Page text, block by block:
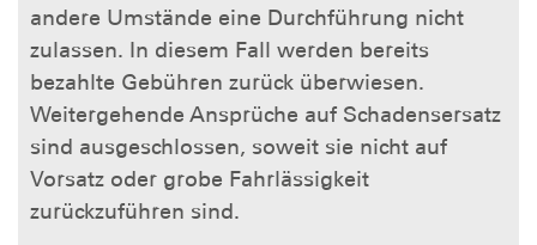
andere Umstände eine Durchführung nicht
zulassen. In diesem Fall werden bereits
bezahlte Gebühren zurück überwiesen.
Weitergehende Ansprüche auf Schadensersatz
sind ausgeschlossen, soweit sie nicht auf
Vorsatz oder grobe Fahrlässigkeit
zurückzuführen sind.